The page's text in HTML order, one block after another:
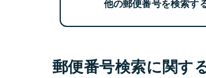
他の郵便番号を検索す
郵便番号検索に関す